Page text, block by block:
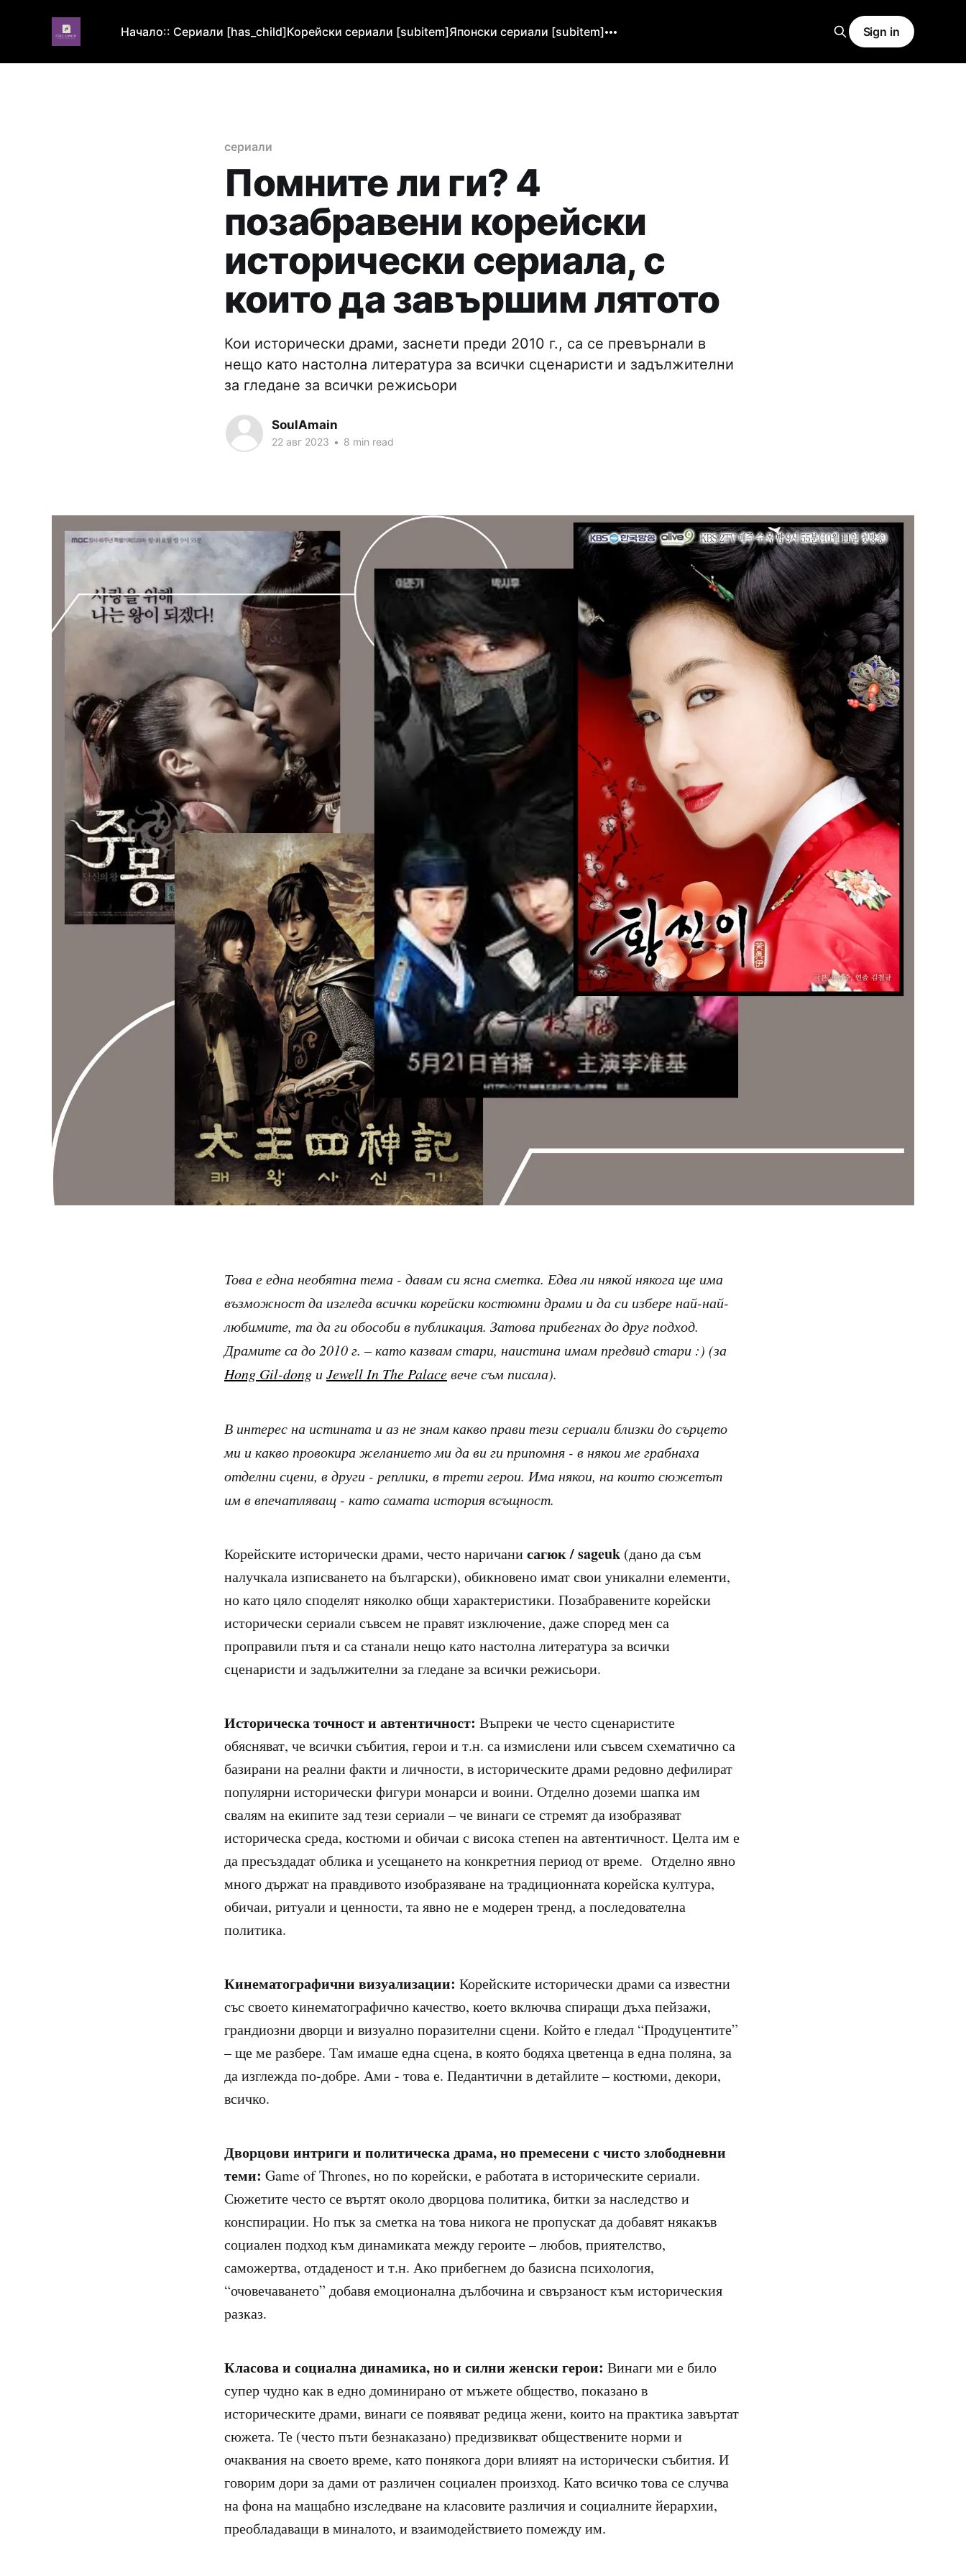
Начало:: Сериали [has_child]Корейски сериали [subitem]Японски сериали [subitem] Sign in
сериали
Помните ли ги? 4
позабравени корейски
исторически сериала, с
които да завършим лятото
Кои исторически драми, заснети преди 2010 г., са се превърнали в
нещо като настолна литература за всички сценаристи и задължителни
за гледане за всички режисьори
SoulAmain
22 авг 2023 • 8 min read
Това е една необятна тема - давам си ясна сметка. Едва ли някой някога ще има
възможност да изгледа всички корейски костюмни драми и да си избере най-най-
любимите, та да ги обособи в публикация. Затова прибегнах до друг подход.
Драмите са до 2010 г. – като казвам стари, наистина имам предвид стари :) (за
Hong Gil-dong иJewell In The Palaceвече съм писала).
В интерес на истината и аз не знам какво прави тези сериали близки до сърцето
ми и какво провокира желанието ми да ви ги припомня - в някои ме грабнаха
отделни сцени, в други - реплики, в трети герои. Има някои, на които сюжетът
им в впечатляващ - като самата история всъщност.
Корейските исторически драми, често наричанисагюк / sageuk (дано да съм
налучкала изписването на български), обикновено имат свои уникални елементи,
но като цяло споделят няколко общи характеристики. Позабравените корейски
исторически сериали съвсем не правят изключение, даже според мен са
проправили пътя и са станали нещо като настолна литература за всички
сценаристи и задължителни за гледане за всички режисьори.
Историческа точност и автентичност: Въпреки че често сценаристите
обясняват, че всички събития, герои и т.н. са измислени или съвсем схематично са
базирани на реални факти и личности, в историческите драми редовно дефилират
популярни исторически фигури монарси и воини. Отделно доземи шапка им
свалям на екипите зад тези сериали – че винаги се стремят да изобразяват
историческа среда, костюми и обичаи с висока степен на автентичност. Целта им е
да пресъздадат облика и усещането на конкретния период от време. Отделно явно
много държат на правдивото изобразяване на традиционната корейска култура,
обичаи, ритуали и ценности, та явно не е модерен тренд, а последователна
политика.
Кинематографични визуализации: Корейските исторически драми са известни
със своето кинематографично качество, което включва спиращи дъха пейзажи,
грандиозни дворци и визуално поразителни сцени. Който е гледал “Продуцентите”
– ще ме разбере. Там имаше една сцена, в която бодяха цветенца в една поляна, за
да изглежда по-добре. Ами - това е. Педантични в детайлите – костюми, декори,
всичко.
Дворцови интриги и политическа драма, но премесени с чисто злободневни
теми: Game of Thrones, но по корейски, е работата в историческите сериали.
Сюжетите често се въртят около дворцова политика, битки за наследство и
конспирации. Но пък за сметка на това никога не пропускат да добавят някакъв
социален подход към динамиката между героите – любов, приятелство,
саможертва, отдаденост и т.н. Ако прибегнем до базисна психология,
“очовечаването” добавя емоционална дълбочина и свързаност към историческия
разказ.
Класова и социална динамика, но и силни женски герои: Винаги ми е било
супер чудно как в едно доминирано от мъжете общество, показано в
историческите драми, винаги се появяват редица жени, които на практика завъртат
сюжета. Те (често пъти безнаказано) предизвикват обществените норми и
очаквания на своето време, като понякога дори влияят на исторически събития. И
говорим дори за дами от различен социален произход. Като всичко това се случва
на фона на мащабно изследване на класовите различия и социалните йерархии,
преобладаващи в миналото, и взаимодействието помежду им.